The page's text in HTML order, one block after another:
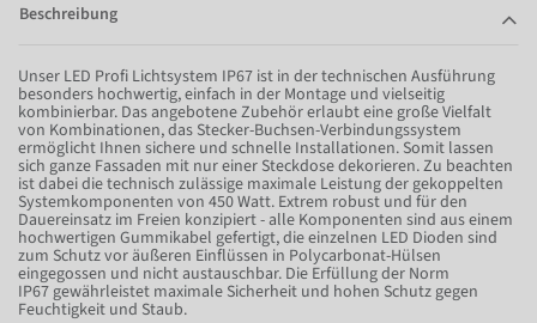
Beschreibung
Unser LED Profi Lichtsystem IP67 ist in der technischen Ausführung
besonders hochwertig, einfach in der Montage und vielseitig
kombinierbar. Das angebotene Zubehör erlaubt eine große Vielfalt
von Kombinationen, das Stecker-Buchsen-Verbindungssystem
ermöglicht Ihnen sichere und schnelle Installationen. Somit lassen
sich ganze Fassaden mit nur einer Steckdose dekorieren. Zu beachten
ist dabei die technisch zulässige maximale Leistung der gekoppelten
Systemkomponenten von 450 Watt. Extrem robust und für den
Dauereinsatz im Freien konzipiert - alle Komponenten sind aus einem
hochwertigen Gummikabel gefertigt, die einzelnen LED Dioden sind
zum Schutz vor äußeren Einflüssen in Polycarbonat-Hülsen
eingegossen und nicht austauschbar. Die Erfüllung der Norm
IP67 gewährleistet maximale Sicherheit und hohen Schutz gegen
Feuchtigkeit und Staub.